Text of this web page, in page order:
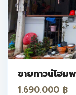
ขายทาวน์โฮ
1.690.000 ฿